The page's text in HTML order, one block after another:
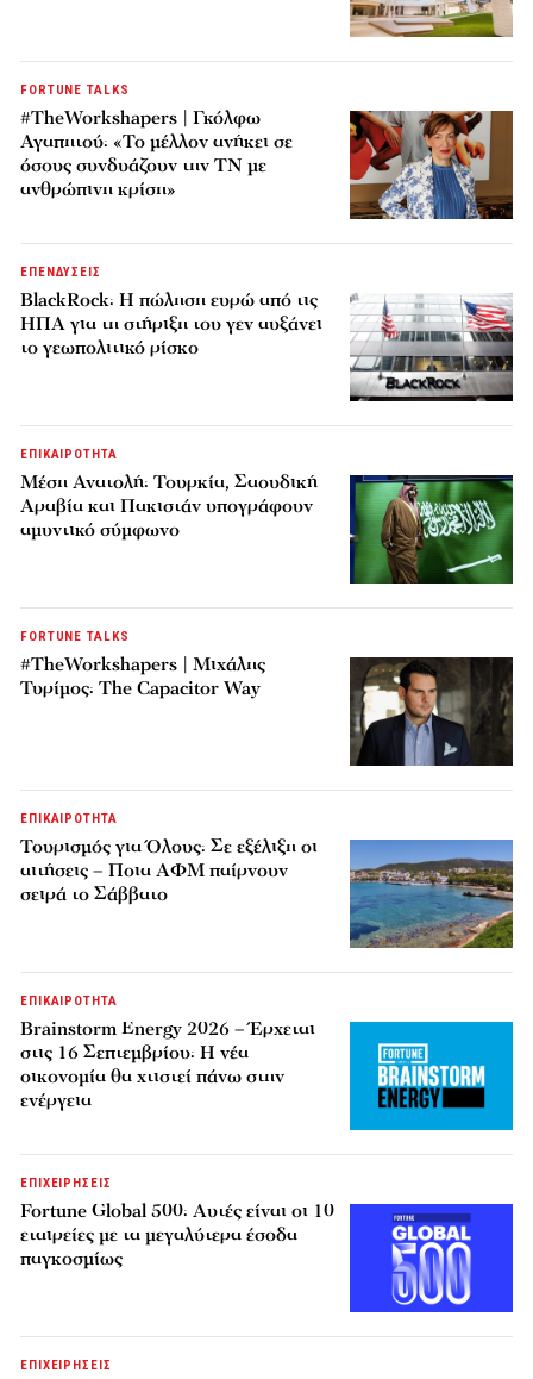
FORTUNE TALKS
#TheWorkshapers | Γκόλφω
Αγαπητού: «Το μέλλον ανήκει σε
όσους συνδυάζουν την ΤΝ με
ανθρώπινη κρίση»
ΕΠΕΝΔΥΣΕΙΣ
BlackRock: Η πώληση ευρώ από τις
ΗΠΑ για τη στήριξη του γεν αυξάνει
το γεωπολιτικό ρίσκο
ΕΠΙΚΑΙΡΟΤΗΤΑ
Μέση Ανατολή: Τουρκία, Σαουδική
Αραβία και Πακιστάν υπογράφουν
αμυντικό σύμφωνο
FORTUNE TALKS
#TheWorkshapers | Μιχάλης
Τυρίμος: The Capacitor Way
ΕΠΙΚΑΙΡΟΤΗΤΑ
Τουρισμός για Όλους: Σε εξέλιξη οι
αιτήσεις – Ποια ΑΦΜ παίρνουν
σειρά το Σάββατο
ΕΠΙΚΑΙΡΟΤΗΤΑ
Brainstorm Energy 2026 – Έρχεται
στις 16 Σεπτεμβρίου: Η νέα
οικονομία θα χτιστεί πάνω στην
ενέργεια
ΕΠΙΧΕΙΡΗΣΕΙΣ
Fortune Global 500: Αυτές είναι οι 10
εταιρείες με τα μεγαλύτερα έσοδα
παγκοσμίως
ΕΠΙΧΕΙΡΗΣΕΙΣ